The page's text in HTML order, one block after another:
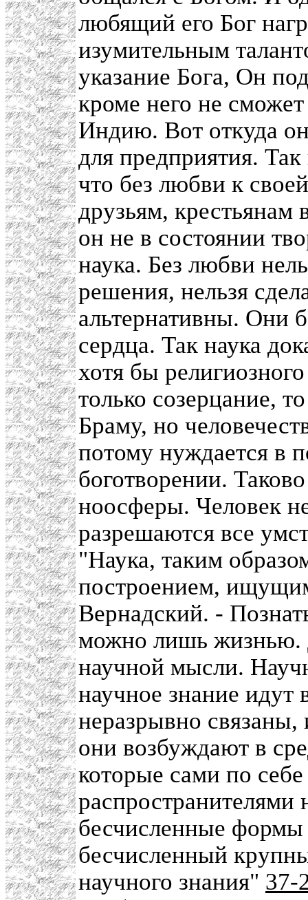
любящий его Бог
изумительным
указание Бога, Он
кроме него не
Индию. Вот откуда
для предприятия.
что без любви к
друзьям, крестьянам
он не в состоянии
наука. Без любви
решения, нельзя
альтернативны. Они
сердца. Так наука
хотя бы
только созерцание,
Браму, но
потому нуждается в
боготворении.
ноосферы. Человек
разрешаются все
"Наука, таким
построением,
Вернадский. -
можно лишь жизнью.
научной мысли.
научное знание
неразрывно
они возбуждают в
которые сами по
распространителями
бесчисленные
бесчисленный
научного знания" 37-